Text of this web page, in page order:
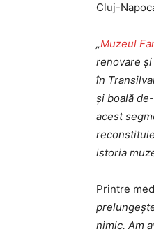
Cluj-
„Muzeul
renovare
în
și boală
acest
istoria
Printre
nimic. Am